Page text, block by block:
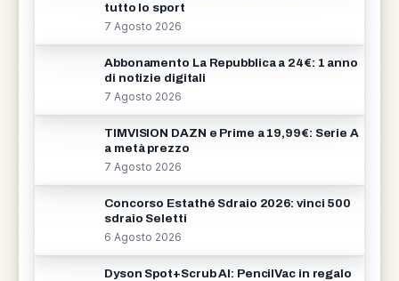
tutto lo sport
7 Agosto 2026
Abbonamento La Repubblica a 24€: 1 anno
di notizie digitali
7 Agosto 2026
TIMVISION DAZN e Prime a 19,99€: Serie A
a metà prezzo
7 Agosto 2026
Concorso Estathé Sdraio 2026: vinci 500
sdraio Seletti
6 Agosto 2026
Dyson Spot+Scrub AI: PencilVac in regalo